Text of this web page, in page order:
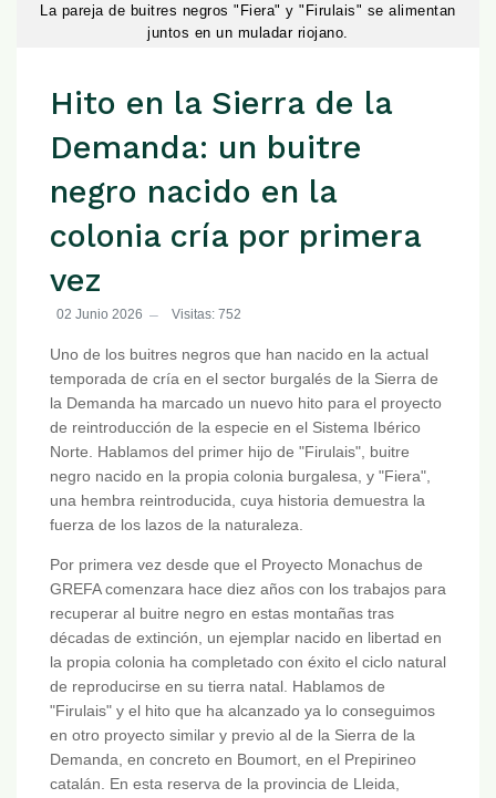
La pareja de buitres negros "Fiera" y "Firulais" se alimentan
juntos en un muladar riojano.
Hito en la Sierra de la
Demanda: un buitre
negro nacido en la
colonia cría por primera
vez
02 Junio 2026 Visitas: 752
Uno de los buitres negros que han nacido en la actual
temporada de cría en el sector burgalés de la Sierra de
la Demanda ha marcado un nuevo hito para el proyecto
de reintroducción de la especie en el Sistema Ibérico
Norte. Hablamos del primer hijo de "Firulais", buitre
negro nacido en la propia colonia burgalesa, y "Fiera",
una hembra reintroducida, cuya historia demuestra la
fuerza de los lazos de la naturaleza.
Por primera vez desde que el Proyecto Monachus de
GREFA comenzara hace diez años con los trabajos para
recuperar al buitre negro en estas montañas tras
décadas de extinción, un ejemplar nacido en libertad en
la propia colonia ha completado con éxito el ciclo natural
de reproducirse en su tierra natal. Hablamos de
"Firulais" y el hito que ha alcanzado ya lo conseguimos
en otro proyecto similar y previo al de la Sierra de la
Demanda, en concreto en Boumort, en el Prepirineo
catalán. En esta reserva de la provincia de Lleida,